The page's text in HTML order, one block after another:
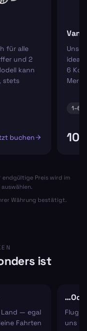
für alle
und 2
kann
stets
buchen
Van
ideal
6
1–6
endgültige Preis wird im
Währung bestätigt.
ist
— egal
Fahrten
uns